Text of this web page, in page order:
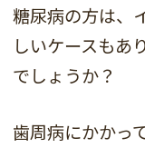
糖尿病の方は、
しいケースもあ
でしょうか？
歯周病にかかっ